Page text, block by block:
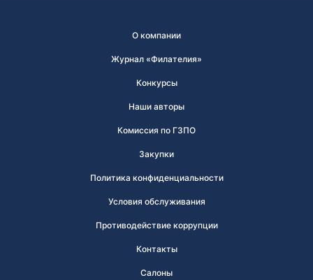
О компании
Журнал «Филателия»
Конкурсы
Наши авторы
Комиссия по ГЗПО
Закупки
Политика конфиденциальности
Условия обслуживания
Противодействие коррупции
Контакты
Салоны